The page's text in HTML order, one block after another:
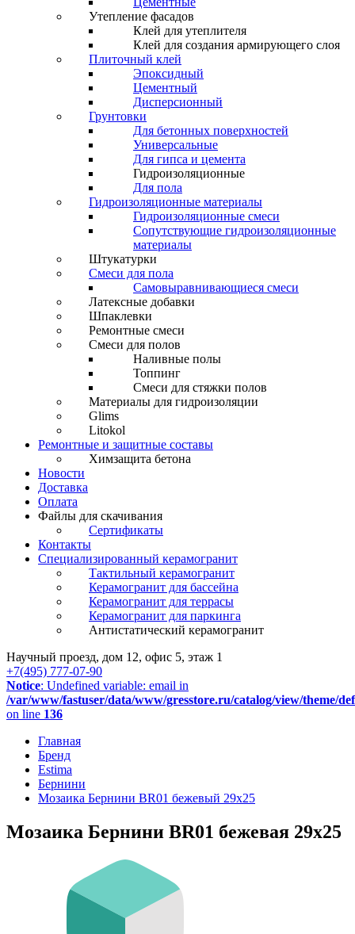
Утепление фасадов
Клей для утеплителя
Клей для создания армирующего слоя
Плиточный клей
Эпоксидный
Цементный
Дисперсионный
Грунтовки
Для бетонных поверхностей
Универсальные
Для гипса и цемента
Гидроизоляционные
Для пола
Гидроизоляционные материалы
Гидроизоляционные смеси
Сопутствующие гидроизоляционные
материалы
Штукатурки
Смеси для пола
Самовыравнивающиеся смеси
Латексные добавки
Шпаклевки
Ремонтные смеси
Смеси для полов
Наливные полы
Топпинг
Смеси для стяжки полов
Материалы для гидроизоляции
Glims
Litokol
Ремонтные и защитные составы
Химзащита бетона
Новости
Доставка
Оплата
Файлы для скачивания
Сертификаты
Контакты
Специализированный керамогранит
Тактильный керамогранит
Керамогранит для бассейна
Керамогранит для террасы
Керамогранит для паркинга
Антистатический керамогранит
Научный проезд, дом 12, офис 5, этаж 1
+7(495) 777-07-90
Notice: Undefined variable: email in
/var/www/fastuser/data/www/gresstore.ru/catalog/view/theme/
on line 136
Главная
Бренд
Estima
Бернини
Мозаика Бернини BR01 бежевый 29x25
Мозаика Бернини BR01 бежевая 29x25